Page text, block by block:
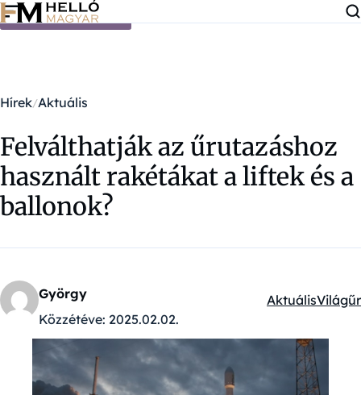
Ugrás a tartalomra
Hírek Aktuális
Felválthatják az űrutazáshoz
használt rakétákat a liftek és a
ballonok?
György
Közzétéve: 2025.02.02.
Kategóriák:
AktuálisVilágűr